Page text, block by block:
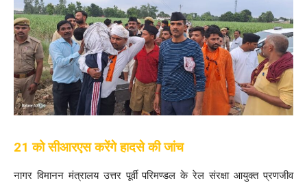
21 को सीआरएस करेंगे हादसे की जांच
नागर विमानन मंत्रालय उत्तर पूर्वी परिमण्डल के रेल संरक्षा आयुक्त प्रणजीव